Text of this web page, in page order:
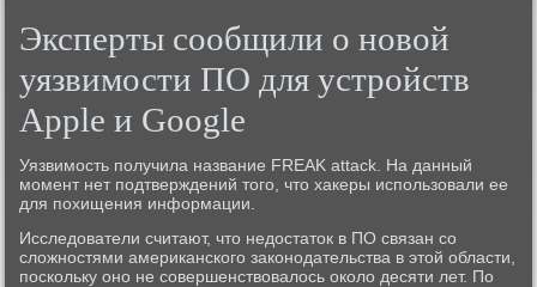
Эксперты сообщили о новой
уязвимости ПО для устройств
Apple и Google
Уязвимость получила название FREAK attack. На данный
момент нет подтверждений того, что хакеры использовали ее
для похищения информации.
Исследователи считают, что недостаток в ПО связан со
сложностями американского законодательства в этой области,
поскольку оно не совершенствовалось около десяти лет. По